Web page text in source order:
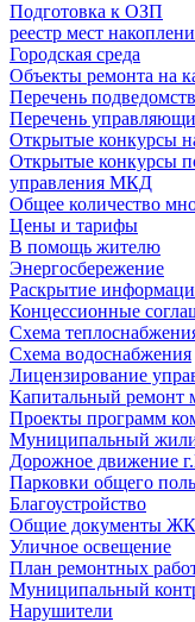
Подготовка к ОЗП
реестр мест
Городская среда
Объекты ремонта на
Перечень
Перечень
Открытые конкурсы
Открытые конкурсы
управления МКД
Общее количество
Цены и тарифы
В помощь жителю
Энергосбережение
Раскрытие
Концессионные
Схема
Схема водоснабжения
Лицензирование
Капитальный ремонт
Проекты программ
Муниципальный
Дорожное движение
Парковки общего
Благоустройство
Общие документы
Уличное освещение
План ремонтных
Муниципальный
Нарушители